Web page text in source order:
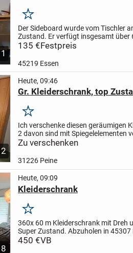
1
Merken
Der Sideboard wurde vom Tischler
Zustand. Er verfügt insgesamt über
135 €Festpreis
45219 Essen
2
Heute, 09:46
Gr. Kleiderschrank, top
Merken
Ich verschenke diesen geräumigen
2 davon sind mit Spiegelelementen
guten, sehr gepflegten Zustand.
Zu verschenken
31226 Peine
8
Heute, 09:09
Kleiderschrank
Merken
360x 60 m Kleiderschrank mit Dreh
Super Zustand. Abzuholen in 45307
450 €VB